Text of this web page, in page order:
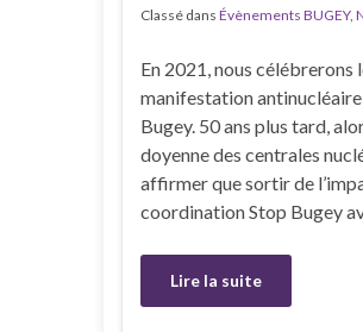
Classé dans Évènements BUGEY,
En 2021, nous
manifestation antinucléaire
Bugey. 50 ans plus tard,
doyenne des centrales
affirmer que sortir de
coordination Stop Bugey
Lire la suite